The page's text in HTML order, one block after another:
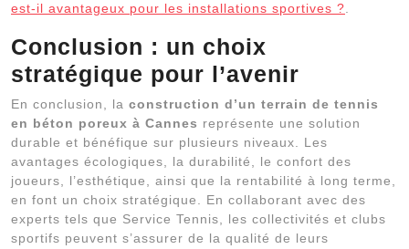
est-il avantageux pour les installations sportives ?.
Conclusion : un choix
stratégique pour l’avenir
En conclusion, la construction d’un terrain de tennis
en béton poreux à Cannes représente une solution
durable et bénéfique sur plusieurs niveaux. Les
avantages écologiques, la durabilité, le confort des
joueurs, l’esthétique, ainsi que la rentabilité à long terme,
en font un choix stratégique. En collaborant avec des
experts tels que Service Tennis, les collectivités et clubs
sportifs peuvent s’assurer de la qualité de leurs